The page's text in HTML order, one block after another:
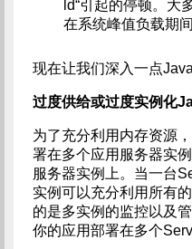
ld“引起的停顿。大
在系统峰值负载期
现在让我们深入一点
过度供给或过度实例化
为了充分利用内存资源
署在多个应用服务器实
服务器实例上。当一台
实例可以充分利用所有
的是多实例的监控以及
你的应用部署在多个